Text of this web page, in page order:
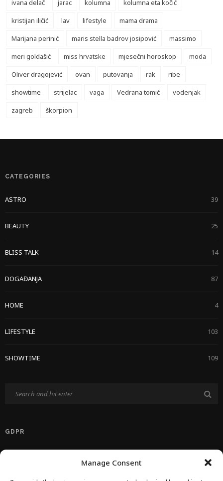
Manage Consent
ivana delač
jarac kolumna
kolumna eta kočić
kristijan iličić
lav lifestyle
mama drama
Marijana perinić
maris stella badrov josipović
massimo
meri goldašić
miss hrvatske mjesečni horoskop
moda
Oliver dragojević
ovan putovanja rak
ribe
showtime
strijelac vaga Vedrana tomić
vodenjak
zagreb
škorpion
CATEGORIES
ASTRO 39
BEAUTY 25
BLISS TALK 14
DOGAĐANJA 87
HOME 4
LIFESTYLE 103
SHOWTIME 109
GDPR